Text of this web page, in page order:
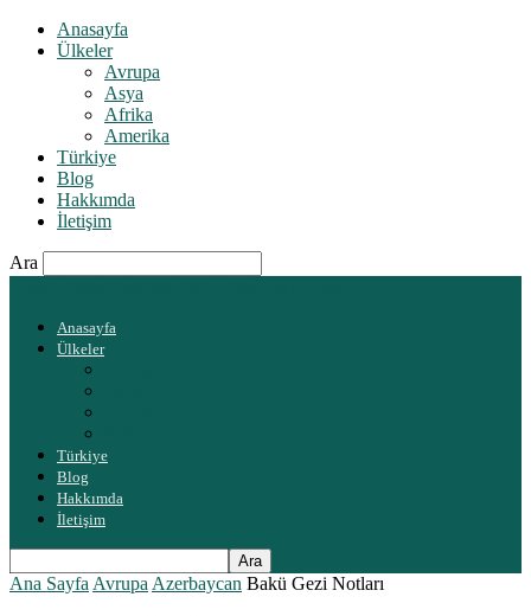
Anasayfa
Ülkeler
Avrupa
Asya
Afrika
Amerika
Türkiye
Blog
Hakkımda
İletişim
Ara
Anasayfa
Ülkeler
Türkiye
Blog
Hakkımda
İletişim
Ana Sayfa Avrupa Azerbaycan Bakü Gezi Notları